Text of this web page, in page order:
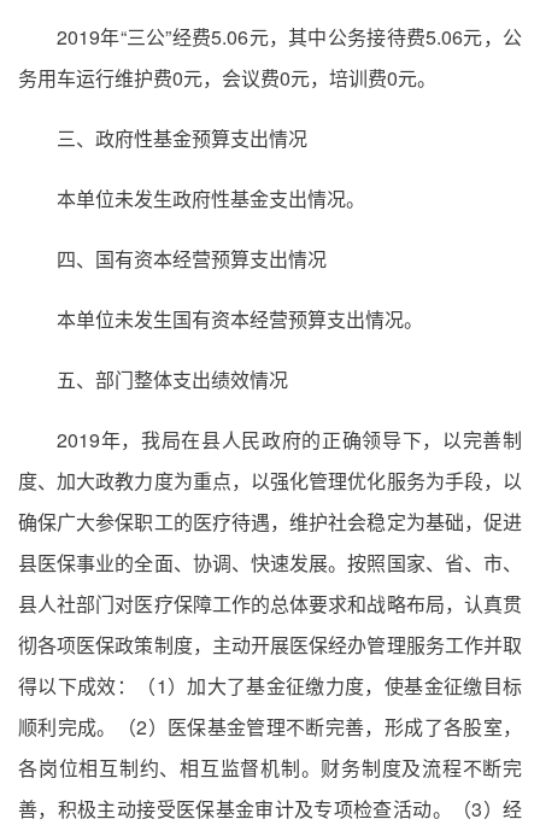
2019年“三公”经费5.06元，其中公务接待费5.06元，公
务用车运行维护费0元，会议费0元，培训费0元。
三、政府性基金预算支出情况
本单位未发生政府性基金支出情况。
四、国有资本经营预算支出情况
本单位未发生国有资本经营预算支出情况。
五、部门整体支出绩效情况
2019年，我局在县人民政府的正确领导下，以完善制
度、加大政教力度为重点，以强化管理优化服务为手段，以
确保广大参保职工的医疗待遇，维护社会稳定为基础，促进
县医保事业的全面、协调、快速发展。按照国家、省、市、
县人社部门对医疗保障工作的总体要求和战略布局，认真贯
彻各项医保政策制度，主动开展医保经办管理服务工作并取
得以下成效：（1）加大了基金征缴力度，使基金征缴目标
顺利完成。（2）医保基金管理不断完善，形成了各股室，
各岗位相互制约、相互监督机制。财务制度及流程不断完
善，积极主动接受医保基金审计及专项检查活动。（3）经